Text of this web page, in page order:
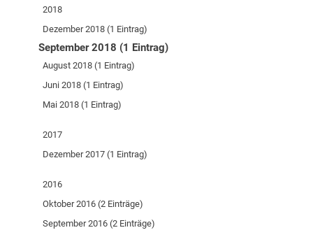
2018
Dezember 2018 (1 Eintrag)
September 2018 (1 Eintrag)
August 2018 (1 Eintrag)
Juni 2018 (1 Eintrag)
Mai 2018 (1 Eintrag)
2017
Dezember 2017 (1 Eintrag)
2016
Oktober 2016 (2 Einträge)
September 2016 (2 Einträge)